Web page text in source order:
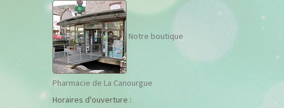
Notre boutique
Pharmacie de La Canourgue
Horaires d'ouverture :